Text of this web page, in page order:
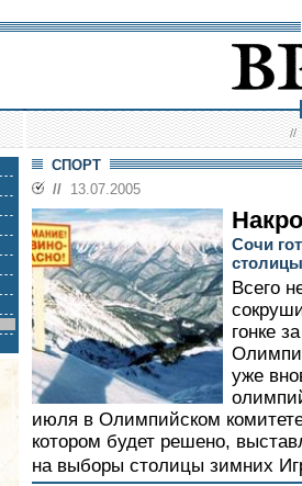
//
СПОРТ
// 13.07.2005
Сочи
Всего
гонке
уже
июля в Олимпийском
котором будет решено,
на выборы столицы зимних